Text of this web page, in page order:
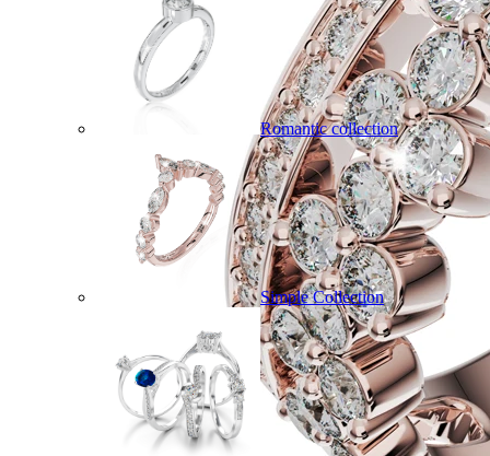
Romantic collection
Simple Collection